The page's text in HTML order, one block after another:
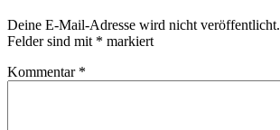
Deine E-Mail-Adresse wird nicht veröffentlicht.
Felder sind mit * markiert
Kommentar *